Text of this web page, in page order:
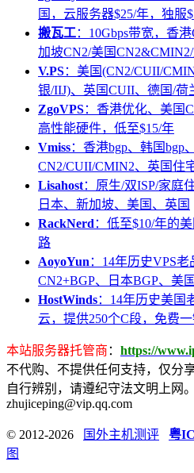
国，云服务器$25/年，独服
搬瓦工：10Gbps带宽，香
加坡CN2/美国
V.PS：美国(CN2/CUII/
银/IIJ)、英国CUII、德国/荷
ZgoVPS：香港优化、美国
高性能硬件，低至$15/年
Vmiss：香港bgp、韩国bgp
CN2/CUII/CMIN2、英国住
Lisahost：原生/双ISP/家庭
日本、新加坡、美国、英国
RackNerd ：低至$10/年的
路
AoyoYun ：14年历史VPS
CN2+BGP、日本BGP、美
HostWinds：14年历史美国
云，提供250个C段，免费
本站服务器托管商 ： https://
不代购、不提供任何支持，仅分
自行辨别，请遵纪守法文明上网。
zhujiceping@vip.qq.com
© 2012-2026 国外主机测评 粤
图